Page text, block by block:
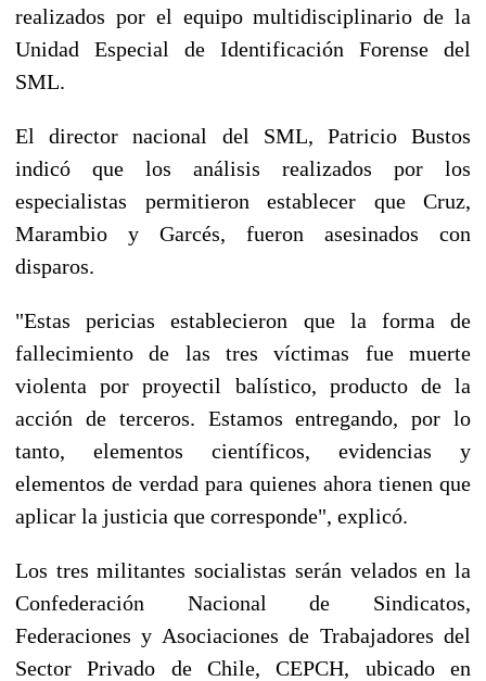
realizados por el equipo multidisciplinario de la
Unidad Especial de Identificación Forense del
SML.
El director nacional del SML, Patricio Bustos
indicó que los análisis realizados por los
especialistas permitieron establecer que Cruz,
Marambio y Garcés, fueron asesinados con
disparos.
"Estas pericias establecieron que la forma de
fallecimiento de las tres víctimas fue muerte
violenta por proyectil balístico, producto de la
acción de terceros. Estamos entregando, por lo
tanto, elementos científicos, evidencias y
elementos de verdad para quienes ahora tienen que
aplicar la justicia que corresponde", explicó.
Los tres militantes socialistas serán velados en la
Confederación Nacional de Sindicatos,
Federaciones y Asociaciones de Trabajadores del
Sector Privado de Chile, CEPCH, ubicado en